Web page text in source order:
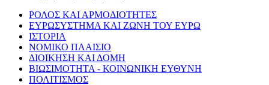
ΡΟΛΟΣ ΚΑΙ ΑΡΜΟΔΙΟΤΗΤΕΣ
ΕΥΡΩΣΥΣΤΗΜΑ ΚΑΙ ΖΩΝΗ ΤΟΥ ΕΥΡΩ
ΙΣΤΟΡΙΑ
ΝΟΜΙΚΟ ΠΛΑΙΣΙΟ
ΔΙΟΙΚΗΣΗ ΚΑΙ ΔΟΜΗ
ΒΙΩΣΙΜΟΤΗΤΑ - ΚΟΙΝΩΝΙΚΗ ΕΥΘΥΝΗ
ΠΟΛΙΤΙΣΜΟΣ